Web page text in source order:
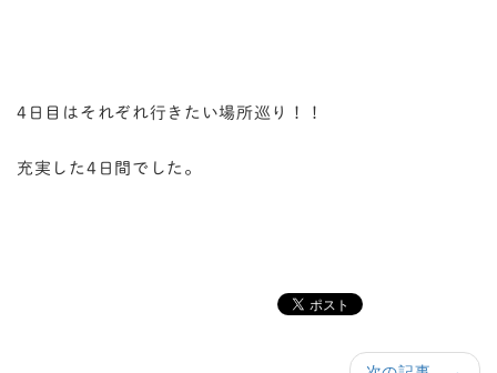
4日目はそれぞれ行きたい場所巡り！！
充実した4日間でした。